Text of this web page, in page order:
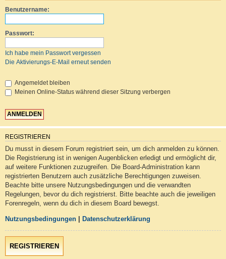
Benutzername:
Passwort:
Ich habe mein Passwort vergessen
Die Aktivierungs-E-Mail erneut senden
Angemeldet bleiben
Meinen Online-Status während dieser Sitzung verbergen
REGISTRIEREN
Du musst in diesem Forum registriert sein, um dich anmelden zu können.
Die Registrierung ist in wenigen Augenblicken erledigt und ermöglicht dir,
auf weitere Funktionen zuzugreifen. Die Board-Administration kann
registrierten Benutzern auch zusätzliche Berechtigungen zuweisen.
Beachte bitte unsere Nutzungsbedingungen und die verwandten
Regelungen, bevor du dich registrierst. Bitte beachte auch die jeweiligen
Forenregeln, wenn du dich in diesem Board bewegst.
Nutzungsbedingungen Datenschutzerklärung
REGISTRIEREN